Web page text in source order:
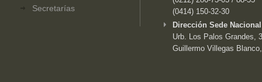
Secretarías
(0414) 150-32-30
Dirección Sede
Urb. Los Palos Grandes,
Guillermo Villegas